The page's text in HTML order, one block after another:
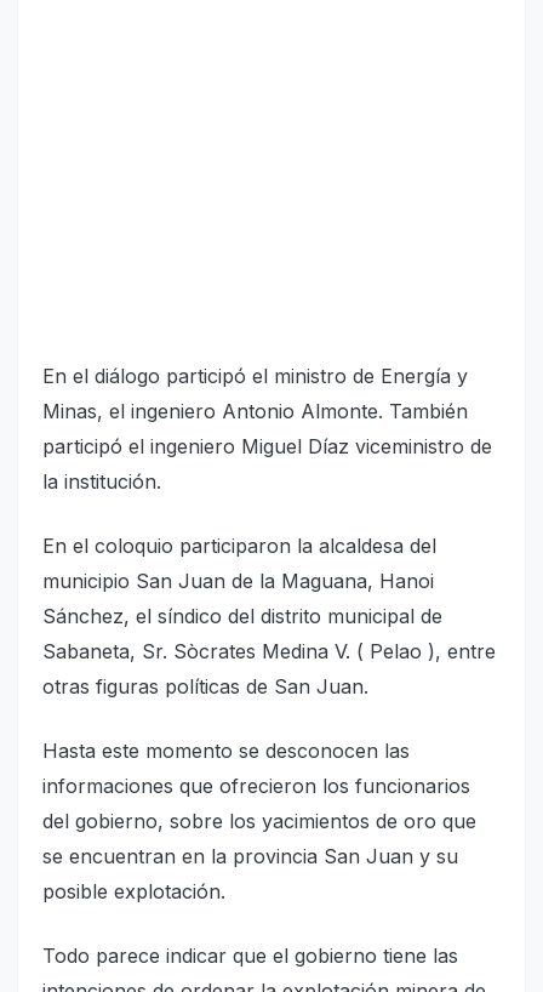
En el diálogo participó el ministro de Energía y
Minas, el ingeniero Antonio Almonte. También
participó el ingeniero Miguel Díaz viceministro de
la institución.
En el coloquio participaron la alcaldesa del
municipio San Juan de la Maguana, Hanoi
Sánchez, el síndico del distrito municipal de
Sabaneta, Sr. Sòcrates Medina V. ( Pelao ), entre
otras figuras políticas de San Juan.
Hasta este momento se desconocen las
informaciones que ofrecieron los funcionarios
del gobierno, sobre los yacimientos de oro que
se encuentran en la provincia San Juan y su
posible explotación.
Todo parece indicar que el gobierno tiene las